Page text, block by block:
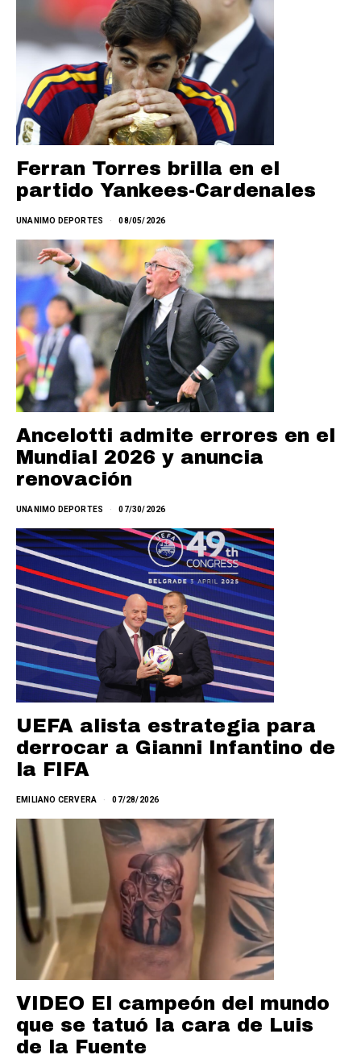
Ferran Torres brilla en el
partido Yankees-Cardenales
UNANIMO DEPORTES 08/05/2026
Ancelotti admite errores en el
Mundial 2026 y anuncia
renovación
UNANIMO DEPORTES 07/30/2026
UEFA alista estrategia para
derrocar a Gianni Infantino de
la FIFA
EMILIANO CERVERA 07/28/2026
VIDEO El campeón del mundo
que se tatuó la cara de Luis
de la Fuente